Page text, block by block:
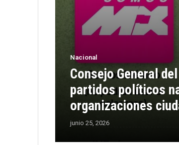
Nacional
Consejo General
partidos políticos
organizaciones
junio 25, 2026